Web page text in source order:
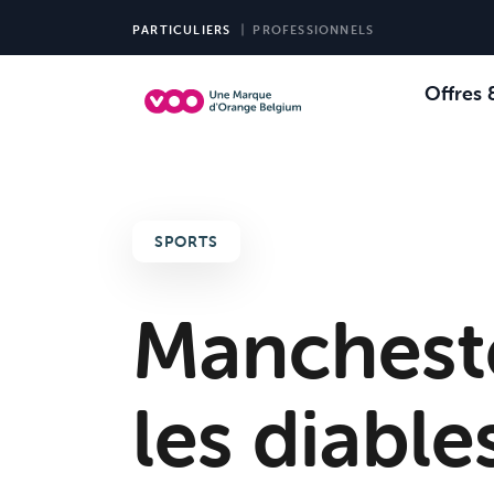
PARTICULIERS PROFESSIONNELS
Offres
SPORTS
les